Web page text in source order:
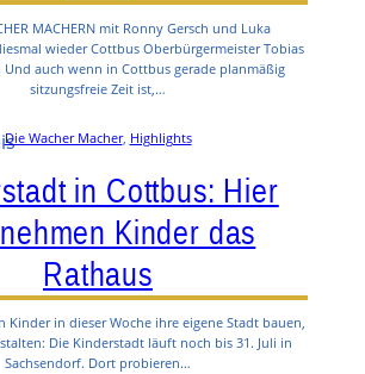
MACHERN mit Ronny Gersch und Luka
wieder Cottbus Oberbürgermeister Tobias
Und auch wenn in Cottbus gerade planmäßig
sitzungsfreie Zeit ist,…
Die Wacher Macher, Highlights
in Cottbus: Hier
Kinder das
Rathaus
Kinder in dieser Woche ihre eigene Stadt bauen,
Die Kinderstadt läuft noch bis 31. Juli in
Sachsendorf. Dort probieren…